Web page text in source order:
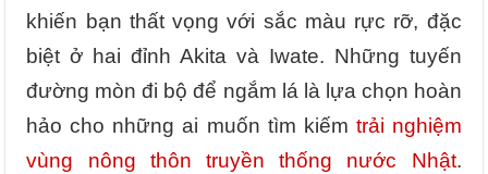
khiến bạn thất vọng với sắc màu rực rỡ, đặc
biệt ở hai đỉnh Akita và Iwate. Những tuyến
đường mòn đi bộ để ngắm lá là lựa chọn hoàn
hảo cho những ai muốn tìm kiếm trải nghiệm
vùng nông thôn truyền thống nước Nhật.